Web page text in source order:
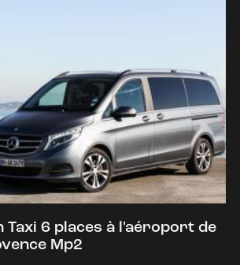
Taxi 6 places à l'aéroport de
Mp2